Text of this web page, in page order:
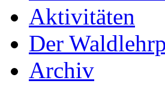
Aktivitäten
Der
Archiv